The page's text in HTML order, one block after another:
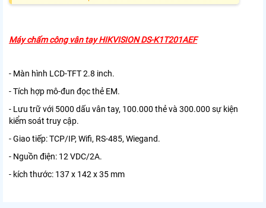
Máy chấm công vân tay HIKVISION DS-K1T201AEF
- Màn hình LCD-TFT 2.8 inch.
- Tích hợp mô-đun đọc thẻ EM.
- Lưu trữ với 5000 dấu vân tay, 100.000 thẻ và 300.000 sự kiện
kiểm soát truy cập.
- Giao tiếp: TCP/IP, Wifi, RS-485, Wiegand.
- Nguồn điện: 12 VDC/2A.
- kích thước: 137 x 142 x 35 mm